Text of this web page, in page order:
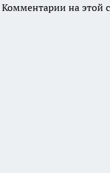
Комментарии на этой